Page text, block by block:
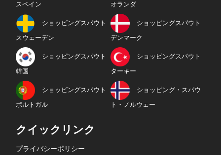
スペイン オランダ
ショッピングスパウト
スウェーデン
ショッピングスパウト
デンマーク
ショッピングスパウト
韓国
ショッピングスパウト
ターキー
ショッピングスパウト
ポルトガル
ショッピング・スパウ
ト・ノルウェー
クイックリンク
プライバシーポリシー